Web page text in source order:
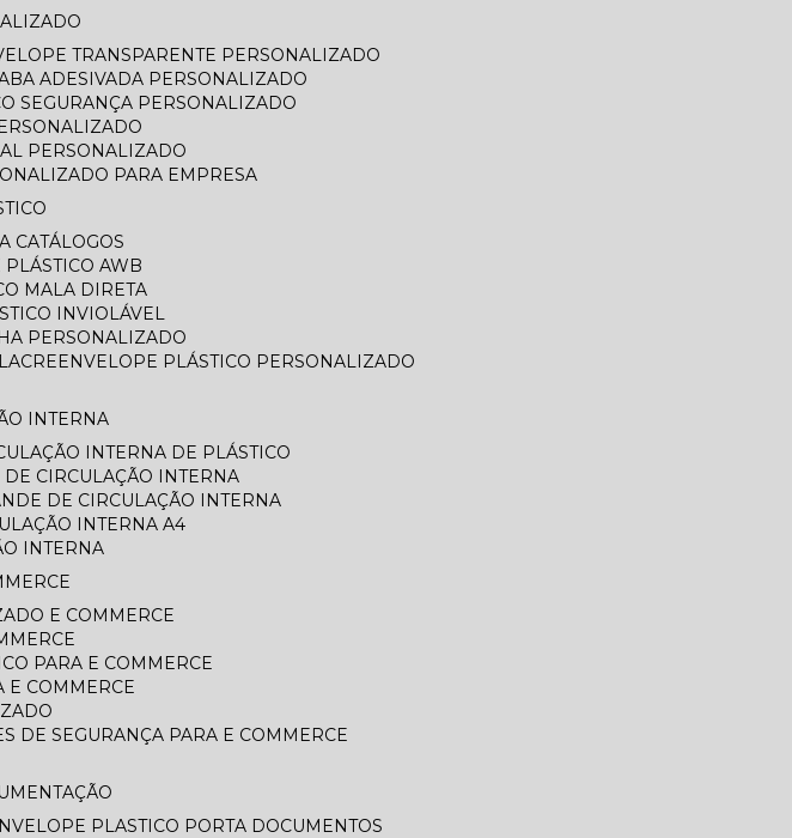
TRANSPARENTE PERSONALIZADO
ADESIVADA PERSONALIZADO
SEGURANÇA PERSONALIZADO
PERSONALIZADO
PARA EMPRESA
CATÁLOGOS
PLÁSTICO AWB
MALA DIRETA
INVIOLÁVEL
PERSONALIZADO
ENVELOPE PLÁSTICO PERSONALIZADO
INTERNA
INTERNA DE PLÁSTICO
DE CIRCULAÇÃO INTERNA
DE CIRCULAÇÃO INTERNA
INTERNA A4
INTERNA
E COMMERCE
PARA E COMMERCE
E COMMERCE
DE SEGURANÇA PARA E COMMERCE
ENVELOPE PLASTICO PORTA DOCUMENTOS